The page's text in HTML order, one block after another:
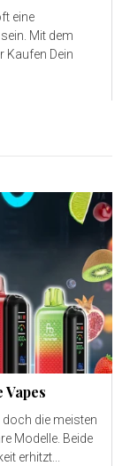
eine
Mit dem
Kaufen Dein
die meisten
Modelle. Beide
erhitzt...